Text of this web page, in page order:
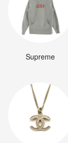
Supreme